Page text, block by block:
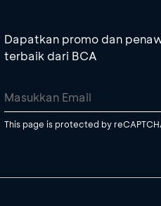
Dapatkan promo dan
terbaik dari BCA
This page is protected by